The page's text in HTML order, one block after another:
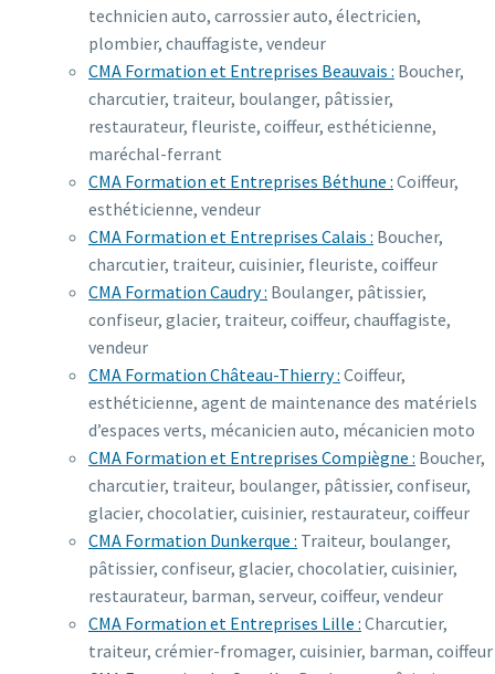
technicien auto, carrossier auto, électricien,
plombier, chauffagiste, vendeur
CMA Formation et Entreprises Beauvais : Boucher,
charcutier, traiteur, boulanger, pâtissier,
restaurateur, fleuriste, coiffeur, esthéticienne,
maréchal-ferrant
CMA Formation et Entreprises Béthune : Coiffeur,
esthéticienne, vendeur
CMA Formation et Entreprises Calais : Boucher,
charcutier, traiteur, cuisinier, fleuriste, coiffeur
CMA Formation Caudry : Boulanger, pâtissier,
confiseur, glacier, traiteur, coiffeur, chauffagiste,
vendeur
CMA Formation Château-Thierry : Coiffeur,
esthéticienne, agent de maintenance des matériels
d’espaces verts, mécanicien auto, mécanicien moto
CMA Formation et Entreprises Compiègne : Boucher,
charcutier, traiteur, boulanger, pâtissier, confiseur,
glacier, chocolatier, cuisinier, restaurateur, coiffeur
CMA Formation Dunkerque : Traiteur, boulanger,
pâtissier, confiseur, glacier, chocolatier, cuisinier,
restaurateur, barman, serveur, coiffeur, vendeur
CMA Formation et Entreprises Lille : Charcutier,
traiteur, crémier-fromager, cuisinier, barman, coiffeur